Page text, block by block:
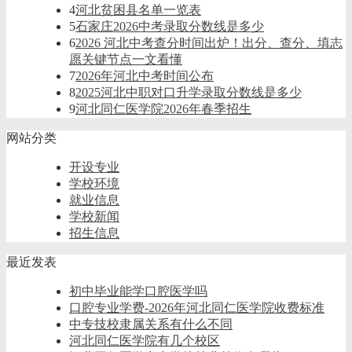
4河北贫困县名单一览表
5石家庄2026中考录取分数线是多少
62026 河北中考查分时间出炉！出分、查分、填志
愿关键节点一文看懂
72026年河北中考时间公布
82025河北中职对口升学录取分数线是多少
9河北同仁医学院2026年春季招生
网站分类
开设专业
学校环境
就业信息
学校新闻
招生信息
最近发表
初中毕业能学口腔医学吗
口腔专业学费-2026年河北同仁医学院收费标准
中专技校隶属关系有什么不同
河北同仁医学院有几个校区